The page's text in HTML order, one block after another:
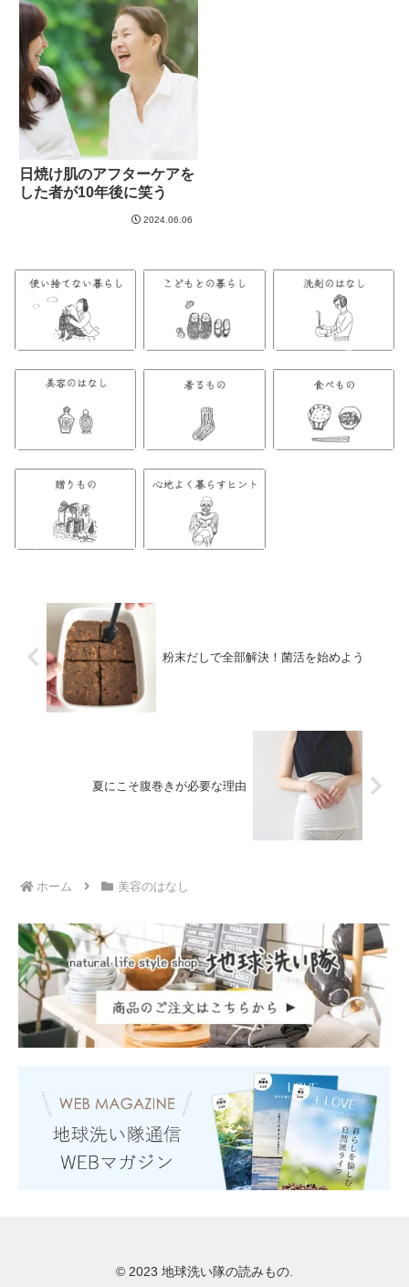
日焼け肌のアフターケアを
した者が10年後に笑う
2024.06.06
粉末だしで全部解決！菌活を始めよう
夏にこそ腹巻きが必要な理由
ホーム 美容のはなし
© 2023 地球洗い隊の読みもの.